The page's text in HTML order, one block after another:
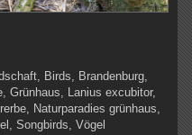
Birds, Brandenburg,
Grünhaus, Lanius excubitor,
Naturparadies grünhaus,
Songbirds, Vögel